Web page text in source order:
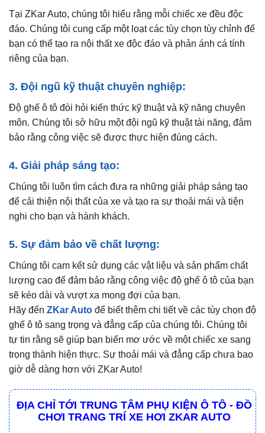
Tại ZKar Auto, chúng tôi hiểu rằng mỗi chiếc xe đều độc
đáo. Chúng tôi cung cấp một loạt các tùy chọn tùy chỉnh để
bạn có thể tạo ra nội thất xe độc đáo và phản ánh cá tính
riêng của bạn.
3. Đội ngũ kỹ thuật chuyên nghiệp:
Độ ghế ô tô đòi hỏi kiến thức kỹ thuật và kỹ năng chuyên
môn. Chúng tôi sở hữu một đội ngũ kỹ thuật tài năng, đảm
bảo rằng công việc sẽ được thực hiện đúng cách.
4. Giải pháp sáng tạo:
Chúng tôi luôn tìm cách đưa ra những giải pháp sáng tạo
để cải thiện nội thất của xe và tạo ra sự thoải mái và tiện
nghi cho bạn và hành khách.
5. Sự đảm bảo về chất lượng:
Chúng tôi cam kết sử dụng các vật liệu và sản phẩm chất
lượng cao để đảm bảo rằng công việc độ ghế ô tô của bạn
sẽ kéo dài và vượt xa mong đợi của bạn.
Hãy đến ZKar Auto để biết thêm chi tiết về các tùy chọn độ
ghế ô tô sang trọng và đẳng cấp của chúng tôi. Chúng tôi
tự tin rằng sẽ giúp bạn biến mơ ước về một chiếc xe sang
trọng thành hiện thực. Sự thoải mái và đẳng cấp chưa bao
giờ dễ dàng hơn với ZKar Auto!
ĐỊA CHỈ TỚI TRUNG TÂM PHỤ KIỆN Ô TÔ - ĐỒ
CHƠI TRANG TRÍ XE HƠI ZKAR AUTO